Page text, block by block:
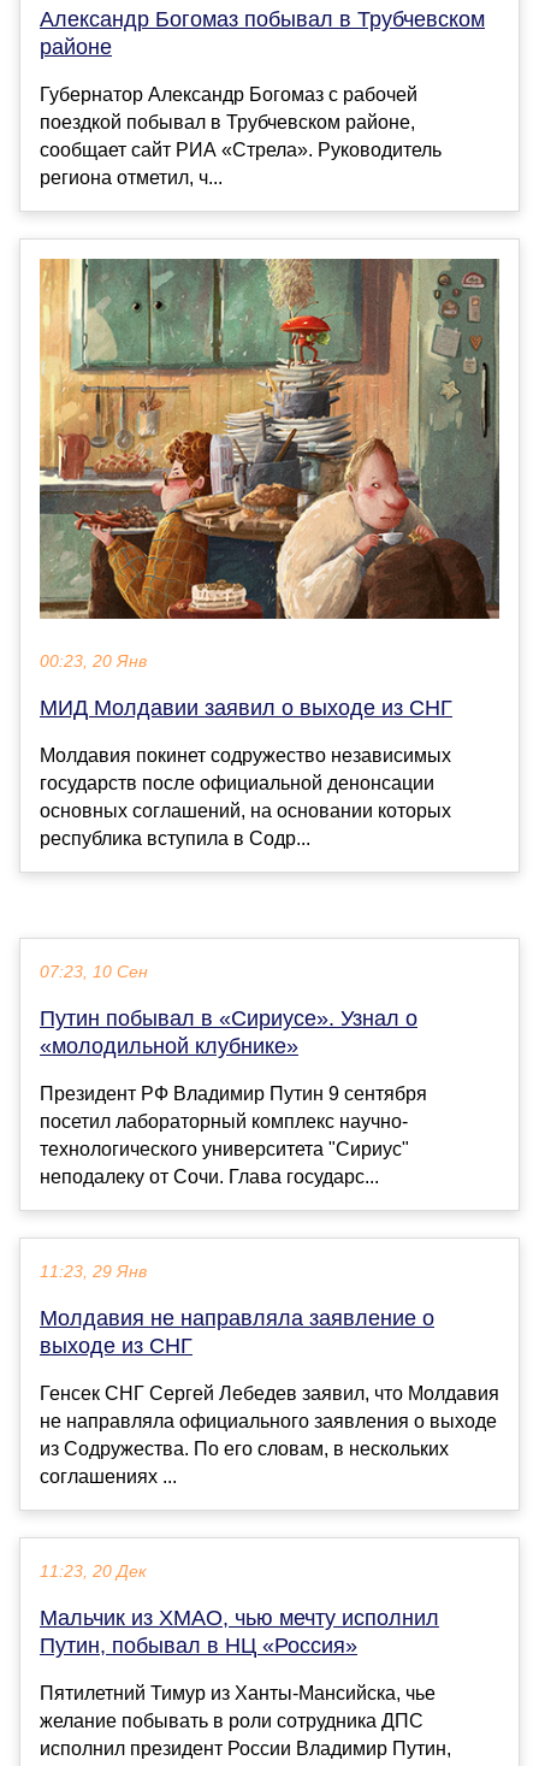
Александр Богомаз побывал в Трубчевском
районе
Губернатор Александр Богомаз с рабочей
поездкой побывал в Трубчевском районе,
сообщает сайт РИА «Стрела». Руководитель
региона отметил, ч...
00:23, 20 Янв
МИД Молдавии заявил о выходе из СНГ
Молдавия покинет содружество независимых
государств после официальной денонсации
основных соглашений, на основании которых
республика вступила в Содр...
07:23, 10 Сен
Путин побывал в «Сириусе». Узнал о
«молодильной клубнике»
Президент РФ Владимир Путин 9 сентября
посетил лабораторный комплекс научно-
технологического университета "Сириус"
неподалеку от Сочи. Глава государс...
11:23, 29 Янв
Молдавия не направляла заявление о
выходе из СНГ
Генсек СНГ Сергей Лебедев заявил, что Молдавия
не направляла официального заявления о выходе
из Содружества. По его словам, в нескольких
соглашениях ...
11:23, 20 Дек
Мальчик из ХМАО, чью мечту исполнил
Путин, побывал в НЦ «Россия»
Пятилетний Тимур из Ханты-Мансийска, чье
желание побывать в роли сотрудника ДПС
исполнил президент России Владимир Путин,